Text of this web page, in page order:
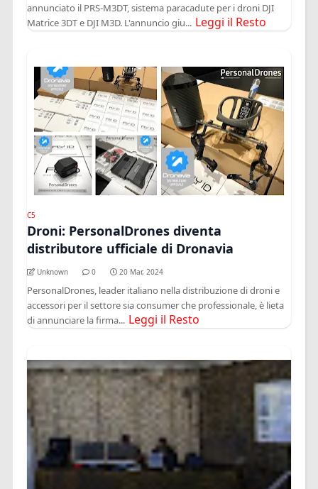
annunciato il PRS-M3DT, sistema paracadute per i droni DJI
Matrice 3DT e DJI M3D. L'annuncio giu... Leggi il Resto
C5
Droni: PersonalDrones diventa
distributore ufficiale di Dronavia
Unknown 0 20 Mar, 2024
PersonalDrones, leader italiano nella distribuzione di droni e
accessori per il settore sia consumer che professionale, è lieta
di annunciare la firma... Leggi il Resto